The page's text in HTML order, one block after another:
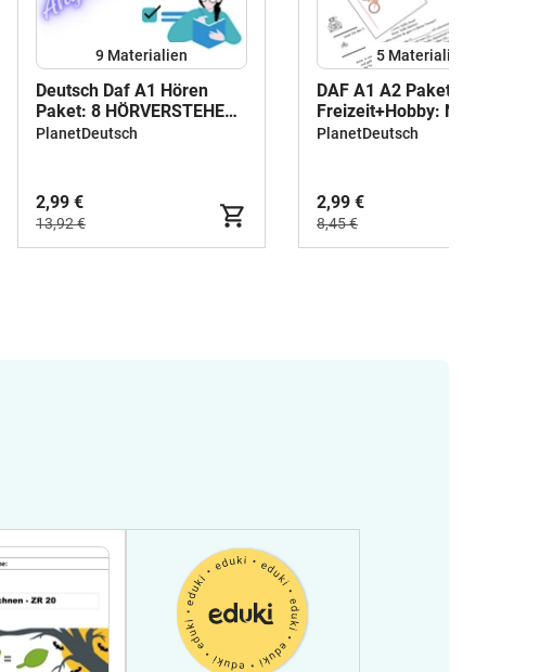
9 Materialien
Deutsch Daf A1 Hören
Paket: 8 HÖRVERSTEHEN
MP3: Perfekt für Tests!
PlanetDeutsch
2,99 €
13,92 €
5 Materialien
DAF A1 A2 Paket:
Freizeit+Hobby: Nach GER-
PlanetDeutsch
2,99 €
8,45 €